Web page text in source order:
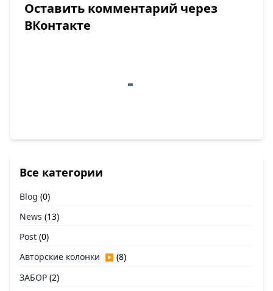
Оставить комментарий через
ВКонтакте
Все категории
Blog (0)
News (13)
Post (0)
Авторские колонки ▶ (8)
ЗАБОР (2)